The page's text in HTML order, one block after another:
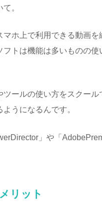
。
ホ上で利用できる動画
トは機能は多いものの
ールの使い方をスクー
うになるんです。
」や「
リット